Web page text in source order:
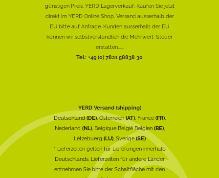
günstigen Preis. YERD Lagerverkauf: Kaufen Sie jetzt
direkt im YERD Online Shop. Versand ausserhalb der
EU bitte auf Anfrage. Kunden ausserhalb der EU
können wir selbstverständlich die Mehrwert-Steuer
erstatten......
Tel.: +49 (0) 7821 58838 30
YERD Versand (shipping)
Deutschland(DE), Österreich(AT), France (FR),
Nederland (NL), Belgique België Belgien (BE),
Lëtzebuerg (LU), Sverige(SE)
* Lieferzeiten gelten für Lieferungen innerhalb
Deutschlands, Lieferzeiten für andere Länder
entnehmen Sie bitte der Schaltfläche mit den